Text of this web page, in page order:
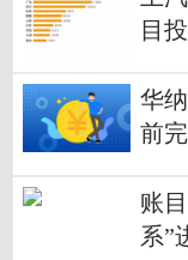
目
华
前
账
系”